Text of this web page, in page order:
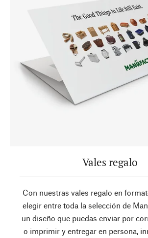
Vales regalo
Con nuestras vales regalo en
elegir entre toda la selección de
un diseño que puedas enviar por
o imprimir y entregar en persona,